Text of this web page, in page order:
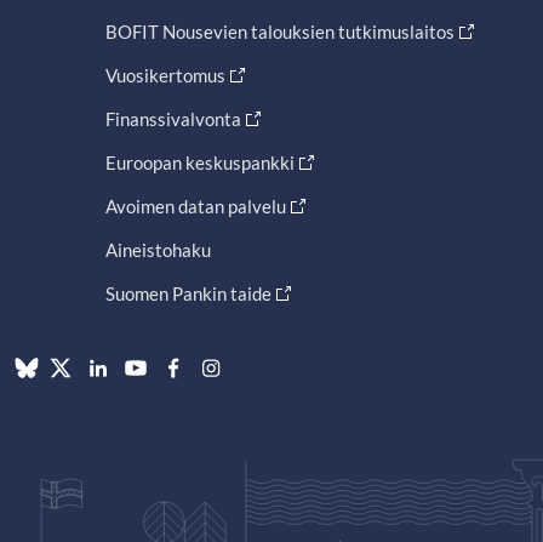
BOFIT Nousevien talouksien tutkimuslaitos
Vuosikertomus
Finanssivalvonta
Euroopan keskuspankki
Avoimen datan palvelu
Aineistohaku
Suomen Pankin taide